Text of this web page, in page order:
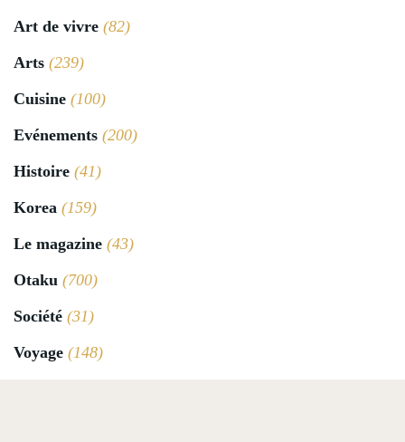
Art de vivre (82)
Arts (239)
Cuisine (100)
Evénements (200)
Histoire (41)
Korea (159)
Le magazine (43)
Otaku (700)
Société (31)
Voyage (148)